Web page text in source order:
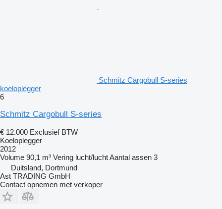
Schmitz Cargobull S-series
koeloplegger
6
Schmitz Cargobull S-series
€ 12.000 Exclusief BTW
Koeloplegger
2012
Volume 90,1 m³ Vering lucht/luchtAantal assen 3
Duitsland, Dortmund
Ast TRADING GmbH
Contact opnemen met verkoper